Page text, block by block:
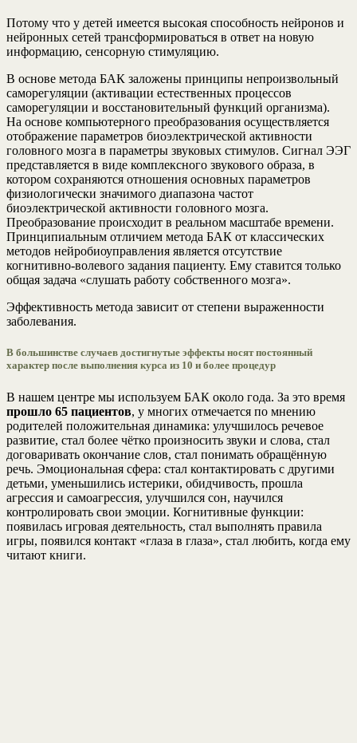
Потому что у детей имеется высокая способность нейронов и
нейронных сетей трансформироваться в ответ на новую
информацию, сенсорную стимуляцию.
В основе метода БАК заложены принципы непроизвольный
саморегуляции (активации естественных процессов
саморегуляции и восстановительный функций организма).
На основе компьютерного преобразования осуществляется
отображение параметров биоэлектрической активности
головного мозга в параметры звуковых стимулов. Сигнал ЭЭГ
представляется в виде комплексного звукового образа, в
котором сохраняются отношения основных параметров
физиологически значимого диапазона частот
биоэлектрической активности головного мозга.
Преобразование происходит в реальном масштабе времени.
Принципиальным отличием метода БАК от классических
методов нейробиоуправления является отсутствие
когнитивно-волевого задания пациенту. Ему ставится только
общая задача «слушать работу собственного мозга».
Эффективность метода зависит от степени выраженности
заболевания.
В большинстве случаев достигнутые эффекты носят постоянный
характер после выполнения курса из 10 и более процедур
В нашем центре мы используем БАК около года. За это время
прошло 65 пациентов, у многих отмечается по мнению
родителей положительная динамика: улучшилось речевое
развитие, стал более чётко произносить звуки и слова, стал
договаривать окончание слов, стал понимать обращённую
речь. Эмоциональная сфера: стал контактировать с другими
детьми, уменьшились истерики, обидчивость, прошла
агрессия и самоагрессия, улучшился сон, научился
контролировать свои эмоции. Когнитивные функции:
появилась игровая деятельность, стал выполнять правила
игры, появился контакт «глаза в глаза», стал любить, когда ему
читают книги.